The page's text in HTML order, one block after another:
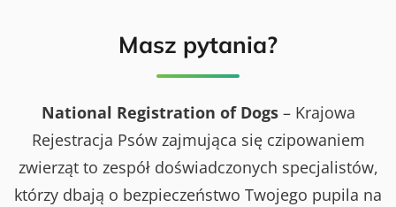
Masz pytania?
National Registration of Dogs– Krajowa
Rejestracja Psów zajmująca się czipowaniem
zwierząt to zespół doświadczonych specjalistów,
którzy dbają o bezpieczeństwo Twojego pupila na